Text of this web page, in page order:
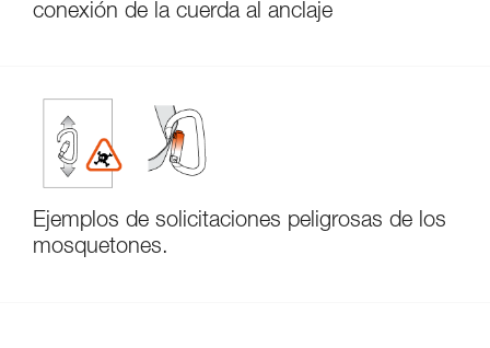
conexión de la cuerda al anclaje
Ejemplos de solicitaciones peligrosas de los
mosquetones.